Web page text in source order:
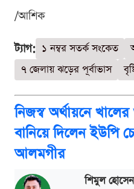
/আশিক
ট্যাগ: ১ নম্বর সতর্ক সংকেত
৭ জেলায় ঝড়ের পূর্বাভাস
নিজস্ব অর্থায়নে
বানিয়ে দিলেন ইউপি
আলমগীর
শিমুল হোসেন